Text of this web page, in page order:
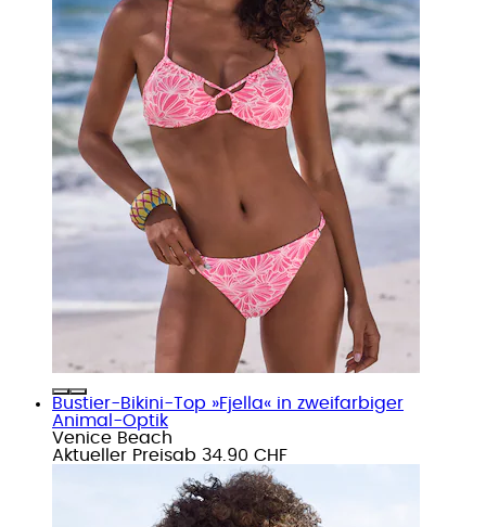
Bustier-Bikini-Top »Fjella« in zweifarbiger
Animal-Optik
Venice Beach
Aktueller Preisab 34.90 CHF